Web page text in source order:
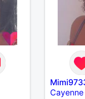
Cayenne